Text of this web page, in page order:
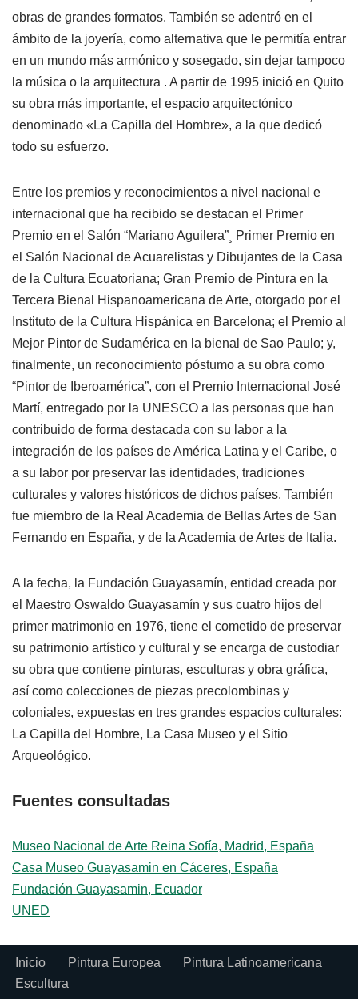
obras de grandes formatos. También se adentró en el
ámbito de la joyería, como alternativa que le permitía entrar
en un mundo más armónico y sosegado, sin dejar tampoco
la música o la arquitectura . A partir de 1995 inició en Quito
su obra más importante, el espacio arquitectónico
denominado «La Capilla del Hombre», a la que dedicó
todo su esfuerzo.
Entre los premios y reconocimientos a nivel nacional e
internacional que ha recibido se destacan el Primer
Premio en el Salón “Mariano Aguilera”¸ Primer Premio en
el Salón Nacional de Acuarelistas y Dibujantes de la Casa
de la Cultura Ecuatoriana; Gran Premio de Pintura en la
Tercera Bienal Hispanoamericana de Arte, otorgado por el
Instituto de la Cultura Hispánica en Barcelona; el Premio al
Mejor Pintor de Sudamérica en la bienal de Sao Paulo; y,
finalmente, un reconocimiento póstumo a su obra como
“Pintor de Iberoamérica”, con el Premio Internacional José
Martí, entregado por la UNESCO a las personas que han
contribuido de forma destacada con su labor a la
integración de los países de América Latina y el Caribe, o
a su labor por preservar las identidades, tradiciones
culturales y valores históricos de dichos países. También
fue miembro de la Real Academia de Bellas Artes de San
Fernando en España, y de la Academia de Artes de Italia.
A la fecha, la Fundación Guayasamín, entidad creada por
el Maestro Oswaldo Guayasamín y sus cuatro hijos del
primer matrimonio en 1976, tiene el cometido de preservar
su patrimonio artístico y cultural y se encarga de custodiar
su obra que contiene pinturas, esculturas y obra gráfica,
así como colecciones de piezas precolombinas y
coloniales, expuestas en tres grandes espacios culturales:
La Capilla del Hombre, La Casa Museo y el Sitio
Arqueológico.
Fuentes consultadas
Museo Nacional de Arte Reina Sofía, Madrid, España
Casa Museo Guayasamin en Cáceres, España
Fundación Guayasamin, Ecuador
UNED
Inicio Pintura Europea
Pintura Latinoamericana
Escultura